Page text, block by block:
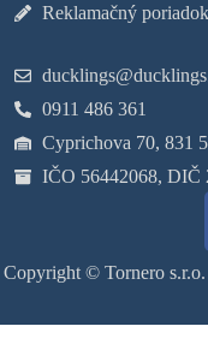
Reklamačný poriadok
0911 486 361
Cyprichova 70, 831
IČO 56442068, DIČ
Copyright © Tornero s.r.o.